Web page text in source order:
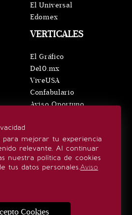
para mejorar tu experiencia
relevante. Al continuar
nuestra política de cookies
tus datos personales.Aviso
Cookies
VERTICALES
El Gráfico
De10.mx
ViveUSA
Confabulario
Aviso Oportuno
El Universal
Edomex
SÍGUENOS